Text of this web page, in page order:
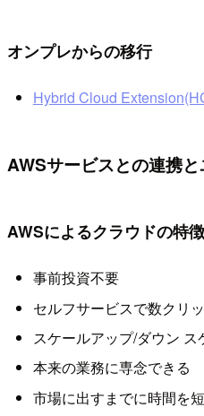
オンプレからの移行
Hybrid Cloud
AWSサービスとの連携
AWSによるクラウドの特徴
事前投資不要
セルフサービスで数クリ
スケールアップ/ダウン ス
本来の業務に専念できる
市場に出すまでに時間を